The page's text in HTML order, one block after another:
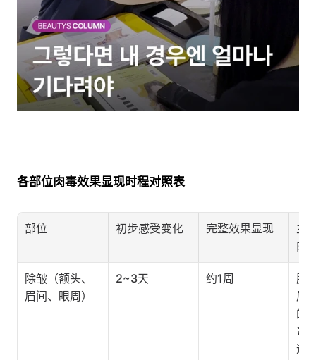
各部位肉毒效果显现时程对照表
部位 初步感受变化 完整效果显现
主
肉
除皱（额头、
眉间、眼周）
2~3天 约1周
肌
属
的
毒
速